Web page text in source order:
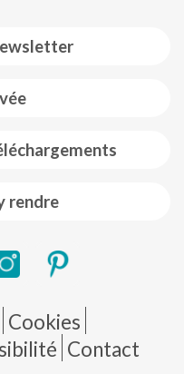
rendre
de página
Cookies
Contact